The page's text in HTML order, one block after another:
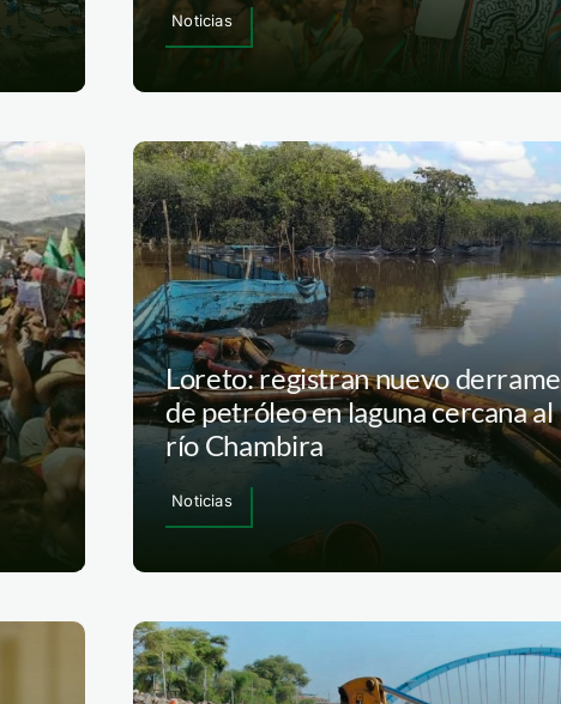
Noticias
Loreto: registran nuevo derrame
de petróleo en laguna cercana al
río Chambira
Noticias